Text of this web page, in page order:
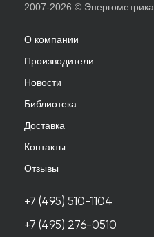
2007-2026 © Энергометрика
О компании
Производители
Новости
Библиотека
Доставка
Контакты
Отзывы
+7 (495) 510-1104
+7 (495) 276-0510